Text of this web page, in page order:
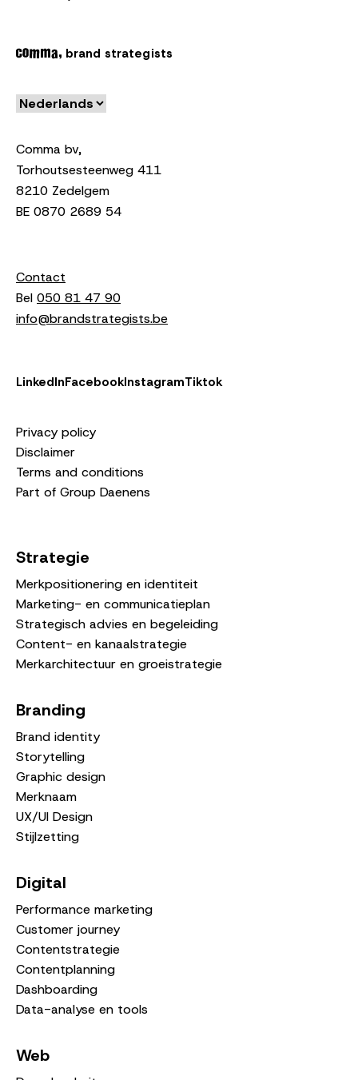
brand strategists
Comma bv,
Torhoutsesteenweg 411
8210 Zedelgem
BE 0870 2689 54
Contact
Bel 050 81 47 90
info@brandstrategists.be
LinkedInFacebookInstagramTiktok
Privacy policy
Disclaimer
Terms and conditions
Part of Group Daenens
Strategie
Merkpositionering en identiteit
Marketing- en communicatieplan
Strategisch advies en begeleiding
Content- en kanaalstrategie
Merkarchitectuur en groeistrategie
Branding
Brand identity
Storytelling
Graphic design
Merknaam
UX/UI Design
Stijlzetting
Digital
Performance marketing
Customer journey
Contentstrategie
Contentplanning
Dashboarding
Data-analyse en tools
Web